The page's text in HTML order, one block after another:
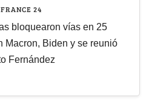
FRANCE 24
bloquearon vías en 25
Macron, Biden y se reunió
Fernández